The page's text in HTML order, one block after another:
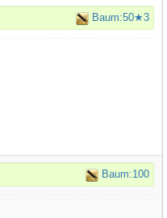
Baum:50★3
Baum:100